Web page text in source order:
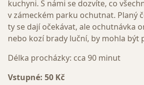
kuchyni. S námi se dozvíte, co
v zámeckém parku ochutnat. Planý
ty se dají očekávat, ale ochutnávka
nebo kozí brady luční, by mohla být
Délka procházky: cca 90 minut
Vstupné: 50 Kč